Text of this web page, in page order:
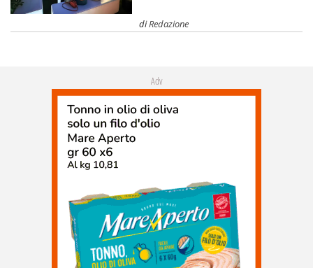
diRedazione
Adv